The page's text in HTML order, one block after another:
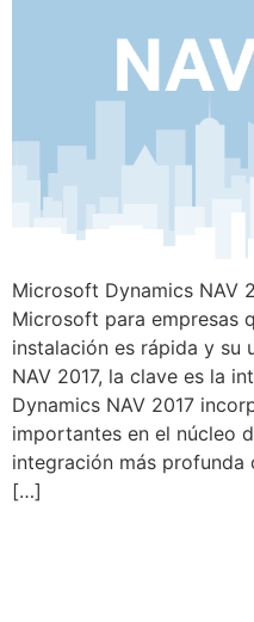
Microsoft Dynamics NAV
Microsoft para empresas
instalación es rápida y su
NAV 2017, la clave es la
Dynamics NAV 2017
importantes en el núcleo
integración más profunda
[…]